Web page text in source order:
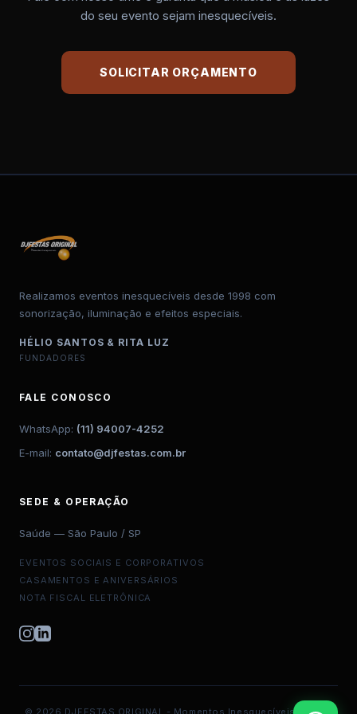
do seu evento sejam inesquecíveis.
SOLICITAR ORÇAMENTO
Realizamos eventos inesquecíveis desde 1998 com
sonorização, iluminação e efeitos especiais.
HÉLIO SANTOS & RITA LUZ
FUNDADORES
FALE CONOSCO
WhatsApp: (11) 94007-4252
E-mail: contato@djfestas.com.br
SEDE & OPERAÇÃO
Saúde — São Paulo / SP
EVENTOS SOCIAIS E CORPORATIVOS
CASAMENTOS E ANIVERSÁRIOS
NOTA FISCAL ELETRÔNICA
© 2026 DJFESTAS ORIGINAL - Momentos Inesquecíveis. Todos